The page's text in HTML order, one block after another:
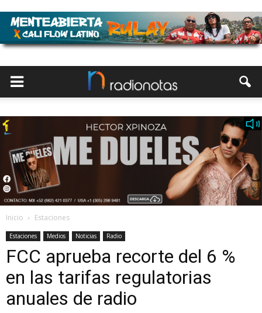
Inicio Estaciones
Estaciones Medios Noticias Radio
FCC aprueba recorte del 6 %
en las tarifas regulatorias
anuales de radio